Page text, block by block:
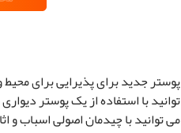
پوستر جدید برای پذیرایی برای
توانید با استفاده از یک پوستر
می ‌توانید با چیدمان اصولی اسباب و